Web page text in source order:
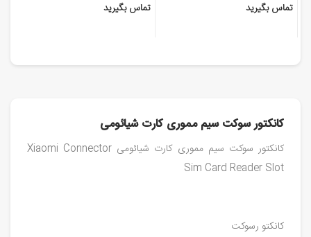
تماس بگیرید تماس بگیرید
کانکتور سوکت سیم مموری کارت شیائومی
کانکتور سوکت سیم مموری کارت شیائومی Xiaomi Connector
Sim Card Reader Slot
کانکتو رسوکت